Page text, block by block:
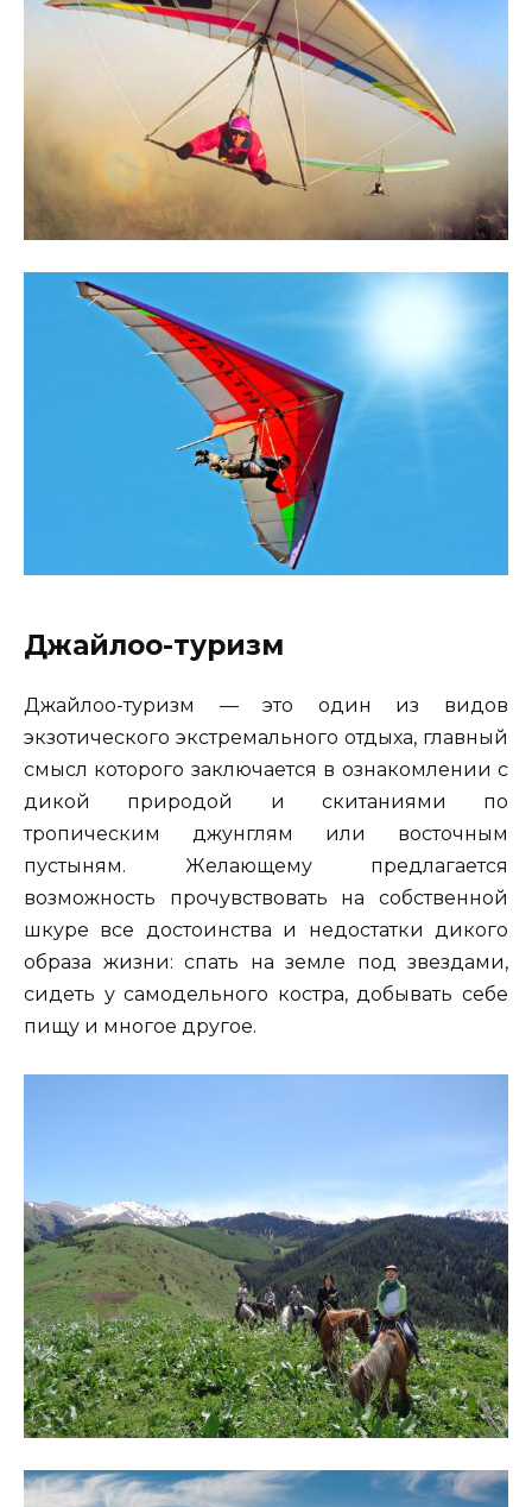
Джайлоо-туризм
Джайлоо-туризм — это один из видов
экзотического экстремального отдыха, главный
смысл которого заключается в ознакомлении с
дикой природой и скитаниями по
тропическим джунглям или восточным
пустыням. Желающему предлагается
возможность прочувствовать на собственной
шкуре все достоинства и недостатки дикого
образа жизни: спать на земле под звездами,
сидеть у самодельного костра, добывать себе
пищу и многое другое.